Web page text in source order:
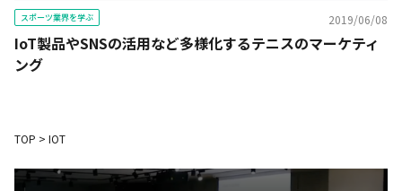
スポーツ業界を学ぶ 2019/06/08
IoT製品やSNSの活用など多様化するテニスのマーケティ
ング
TOP > IOT